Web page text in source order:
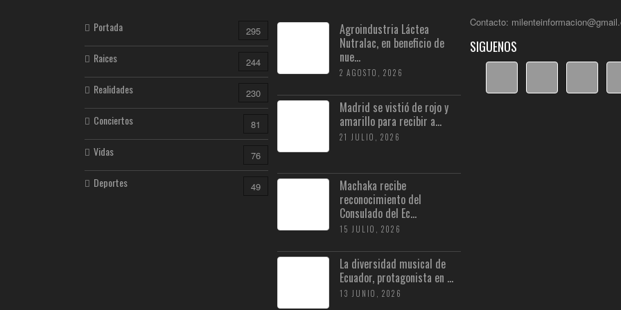
Portada 295
Raices 244
Realidades 230
Conciertos 81
Vidas 76
Deportes 49
Agroindustria Láctea
Nutralac, en beneficio de
nue...
2 AGOSTO, 2026
Madrid se vistió de rojo y
amarillo para recibir a...
21 JULIO, 2026
Machaka recibe
reconocimiento del
Consulado del Ec...
15 JULIO, 2026
La diversidad musical de
Ecuador, protagonista en ...
13 JUNIO, 2026
Contacto:
SIGUENOS